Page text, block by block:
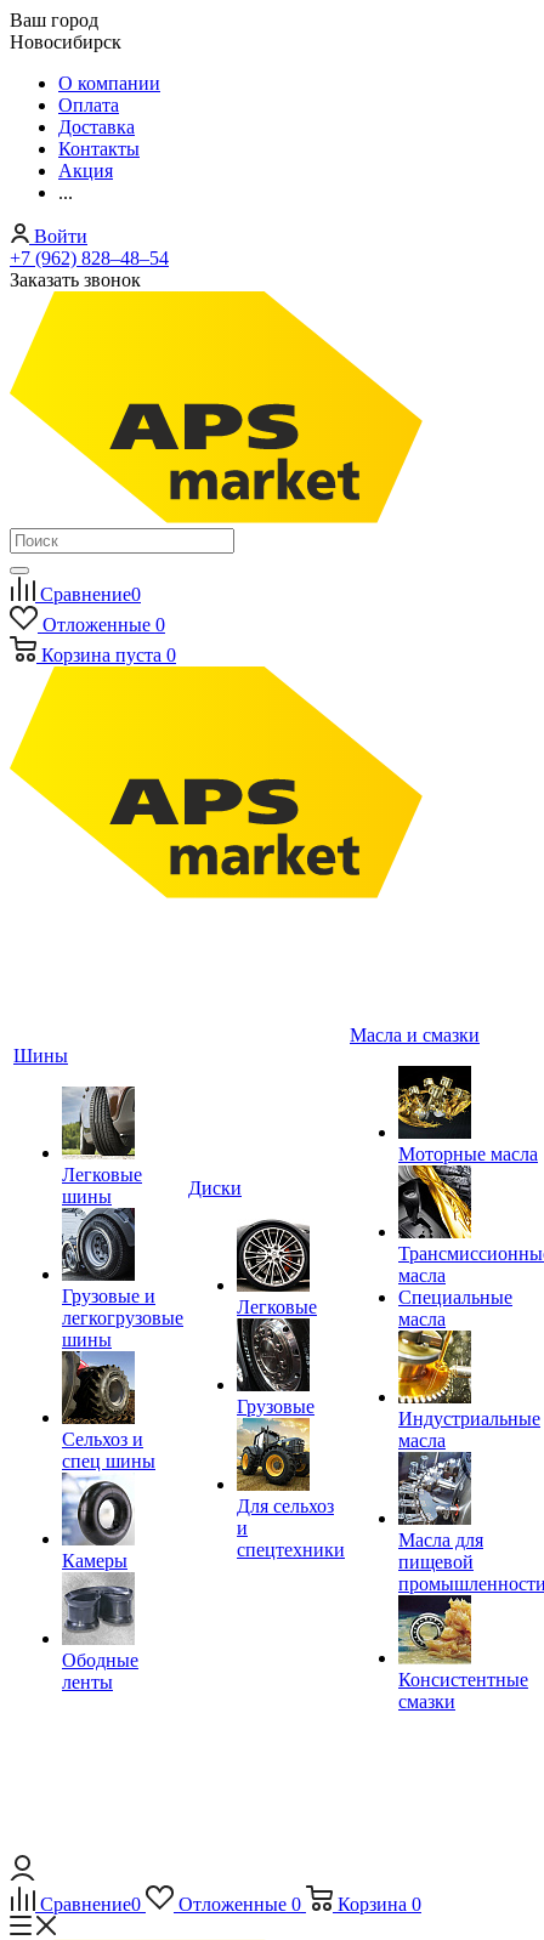
Ваш город
Новосибирск
О компании
Оплата
Доставка
Контакты
Акция
...
Войти
+7 (962) 828‒48‒54
Заказать звонок
Сравнение0
Отложенные 0
Корзина пуста 0
Шины
Легковые
шины
Грузовые и
легкогрузовые
шины
Сельхоз и
спец шины
Камеры
Ободные
ленты
Диски
Легковые
Грузовые
Для сельхоз
и
спецтехники
Масла и смазки
Моторные масла
масла
Специальные
масла
Индустриальные
масла
Масла для
пищевой
Консистентные
смазки
Сравнение0 Отложенные 0 Корзина 0